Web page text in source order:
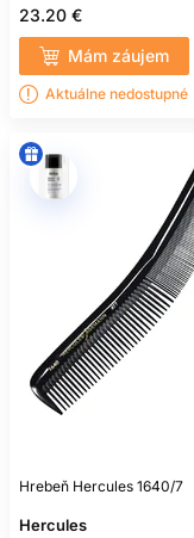
23.20 €
Mám záujem
Aktuálne nedostupné
Hrebeň Hercules 1640/7
Hercules